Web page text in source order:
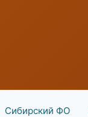
Сибирский ФО